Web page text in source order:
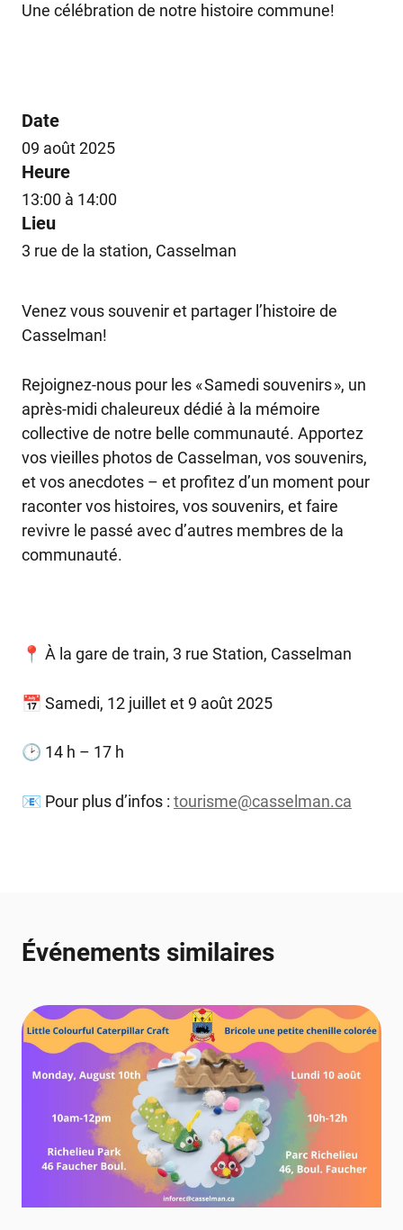
Une célébration de notre histoire commune!
Date
09 août 2025
Heure
13:00 à 14:00
Lieu
3 rue de la station, Casselman
Venez vous souvenir et partager l’histoire de
Casselman!
Rejoignez-nous pour les « Samedi souvenirs », un
après-midi chaleureux dédié à la mémoire
collective de notre belle communauté. Apportez
vos vieilles photos de Casselman, vos souvenirs,
et vos anecdotes – et profitez d’un moment pour
raconter vos histoires, vos souvenirs, et faire
revivre le passé avec d’autres membres de la
communauté.
📍 À la gare de train, 3 rue Station, Casselman
📅 Samedi, 12 juillet et 9 août 2025
🕑 14 h – 17 h
📧 Pour plus d’infos : tourisme@casselman.ca
Événements similaires